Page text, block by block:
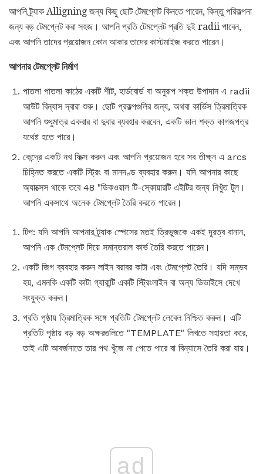
আপনি ট্র্যাক Alligning জন্য কিছু ছোট টেমপ্লেট কিনতে পারেন, কিন্তু পরিকল্পনা
জন্য বড় টেমপ্লেট করা সহজ। আপনি প্রতি টেমপ্লেট প্রতি দুই radii পাবেন,
এবং আপনি তাদের প্রয়োজন কোন আকার তাদের কাস্টমাইজ করতে পারেন।
আপনার টেমপ্লেট নির্মাণ
পাতলা পাতলা কাঠের একটি শীট, হার্ডবোর্ড বা অনুরূপ শক্ত উপাদান এ radii
আউট বিন্যাস দ্বারা শুরু। ছোট প্রকল্পগুলির জন্য, অথবা কার্ভিস ত্রিমাত্রিক
আপনি শুধুমাত্র একবার বা দুবার ব্যবহার করবেন, একটি ভাল শক্ত কাগজপত্র
যথেষ্ট হতে পারে।
কেন্দ্রে একটি নখ ফিক্স করুন এবং আপনি প্রয়োজন হবে সব তীক্ষ্ন এ arcs
চিহ্নিত করতে একটি স্ট্রিং বা মানদণ্ড ব্যবহার করুন। যদি আপনার কাছে
অ্যাক্সেস থাকে তবে 48 "ডিকওয়াল টি-স্কোয়ারটি এইটির জন্য নিখুঁত টুল।
আপনি একসাথে অনেক টেমপ্লেট তৈরি করতে পারেন।
টিপ: যদি আপনি আপনার ট্র্যাক স্পেসের মতই ত্রিভুজকে একই দূরত্ব বানান,
আপনি এক টেমপ্লেট দিয়ে সমান্তরাল কার্ভ তৈরি করতে পারেন।
একটি জিগ ব্যবহার করুন লাইন বরাবর কাটা এবং টেমপ্লেট তৈরি। যদি সম্ভব
হয়, এমনকি একটি কাটা গ্যারান্টি একটি স্ট্রিংলাইন বা অন্য ডিভাইসে দেখে
সংযুক্ত করুন।
প্রতি পৃষ্ঠায় ত্রিমাত্রিক সঙ্গে প্রতিটি টেমপ্লেট লেবেল নিশ্চিত করুন। এটি
প্রতিটি পৃষ্ঠায় বড় বড় অক্ষরগুলিতে "TEMPLATE" লিখতে সহায়তা করে,
তাই এটি আবর্জনাতে তার পথ খুঁজে না পেতে পারে বা বিন্যাসে তৈরি করা যায়।
ad